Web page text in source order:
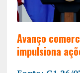
Avanço
impulsiona